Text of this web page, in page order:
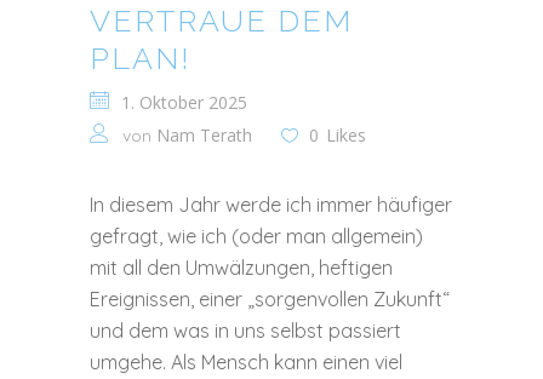
VERTRAUE DEM
PLAN!
1. Oktober 2025
von Nam Terath 0 Likes
In diesem Jahr werde ich immer häufiger
gefragt, wie ich (oder man allgemein)
mit all den Umwälzungen, heftigen
Ereignissen, einer „sorgenvollen Zukunft“
und dem was in uns selbst passiert
umgehe. Als Mensch kann einen viel